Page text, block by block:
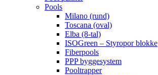
Pools
Milano (rund)
Toscana (oval)
Elba (8-tal)
ISOGreen – Styropor blokke
Fiberpools
PPP byggesystem
Pooltrapper